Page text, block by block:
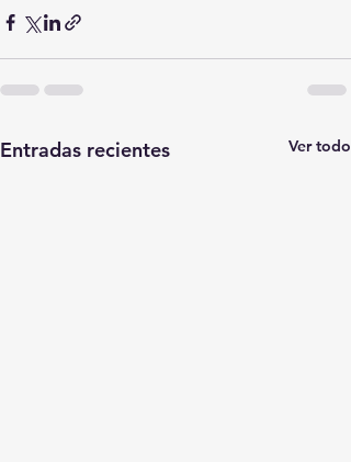
Entradas recientes Ver todo